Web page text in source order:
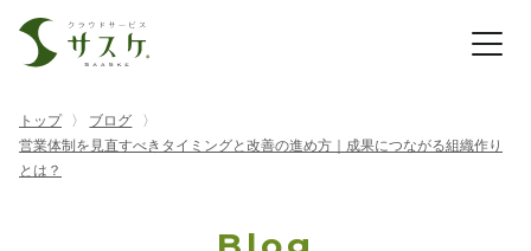
トップ
ブログ
営業体制を見直すべきタイミングと改善の進め方｜成果につながる組織作り
とは？